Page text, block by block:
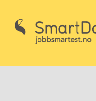
content